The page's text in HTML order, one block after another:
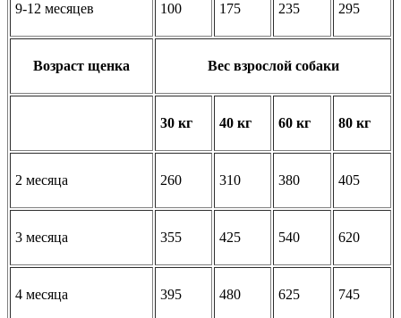
9-12 месяцев 100 175 235 295
Возраст щенка Вес взрослой собаки
30 кг 40 кг 60 кг 80 кг
2 месяца 260 310 380 405
3 месяца 355 425 540 620
4 месяца 395 480 625 745